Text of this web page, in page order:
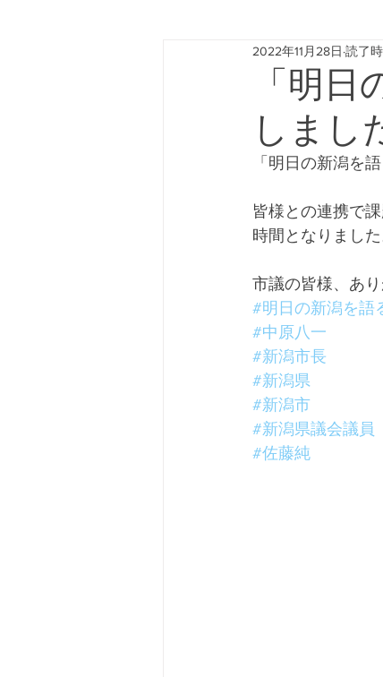
「明
しまし
2022年11月28日 読了
「明日の新潟を
皆様との連携で
時間となりました
市議の皆様、あ
#明日の新潟を語
#中原八一
#新潟市長
#新潟県
#新潟市
#新潟県議会議員
#佐藤純